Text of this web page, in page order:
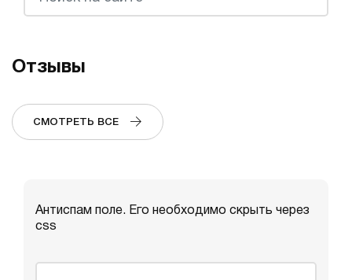
Отзывы
СМОТРЕТЬ ВСЕ
Антиспам поле. Его необходимо скрыть через
css